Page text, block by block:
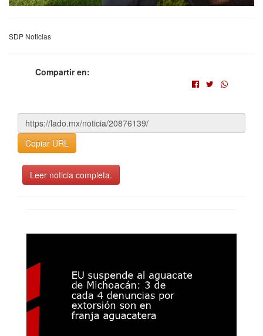
SDP Noticias
Compartir en:
Copiar URL
Leer noticia completa.